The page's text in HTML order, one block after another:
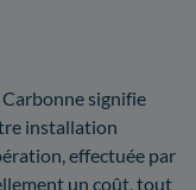
signifie
installation
effectuée par
un coût, tout